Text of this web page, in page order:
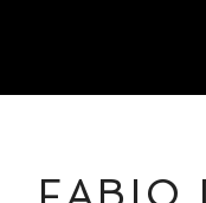
conteúdo